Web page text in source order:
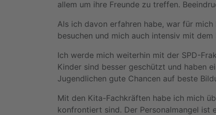
allem um ihre Freunde zu treffen.
Als ich davon erfahren habe, war für mich
besuchen und mich auch intensiv mit
Ich werde mich weiterhin mit der SPD-
Kinder sind besser geschützt und haben
Jugendlichen gute Chancen auf beste
Mit den Kita-Fachkräften habe ich mich
konfrontiert sind. Der Personalmangel ist